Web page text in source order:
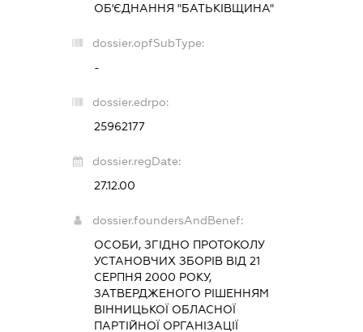
ОБ'ЄДНАННЯ "БАТЬКІВЩИНА"
dossier.opfSubType:
-
dossier.edrpo:
25962177
dossier.regDate:
27.12.00
dossier.foundersAndBenef:
ОСОБИ, ЗГІДНО ПРОТОКОЛУ
УСТАНОВЧИХ ЗБОРІВ ВІД 21
СЕРПНЯ 2000 РОКУ,
ЗАТВЕРДЖЕНОГО РІШЕННЯМ
ВІННИЦЬКОЇ ОБЛАСНОЇ
ПАРТІЙНОЇ ОРГАНІЗАЦІЇ